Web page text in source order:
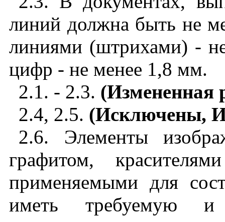
линий должна быть не
линиями (штрихами) -
цифр - не менее 1,8 мм.
2.1. - 2.3. (Измененная
2.4, 2.5. (Исключены,
2.6. Элементы
графитом,
применяемыми для
иметь требуемую и